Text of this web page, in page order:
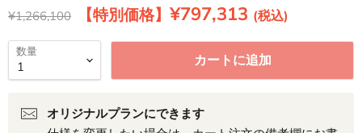
元の価格
¥1,266,100 現在の価格
¥797,313
数量 カートに追加
オリジナルプランにできます